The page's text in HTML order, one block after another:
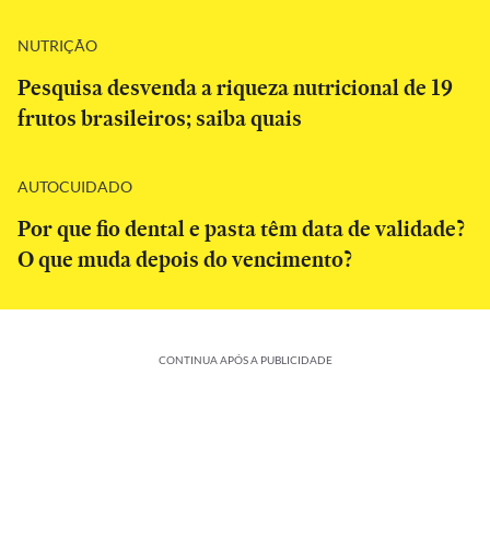
NUTRIÇÃO
Pesquisa desvenda a riqueza nutricional de 19
frutos brasileiros; saiba quais
AUTOCUIDADO
Por que fio dental e pasta têm data de validade?
O que muda depois do vencimento?
CONTINUA APÓS A PUBLICIDADE